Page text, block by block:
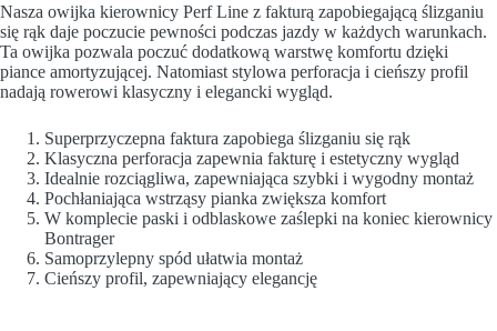
Nasza owijka kierownicy Perf Line z fakturą zapobiegającą ślizganiu
się rąk daje poczucie pewności podczas jazdy w każdych warunkach.
Ta owijka pozwala poczuć dodatkową warstwę komfortu dzięki
piance amortyzującej. Natomiast stylowa perforacja i cieńszy profil
nadają rowerowi klasyczny i elegancki wygląd.
Superprzyczepna faktura zapobiega ślizganiu się rąk
Klasyczna perforacja zapewnia fakturę i estetyczny wygląd
Idealnie rozciągliwa, zapewniająca szybki i wygodny montaż
Pochłaniająca wstrząsy pianka zwiększa komfort
W komplecie paski i odblaskowe zaślepki na koniec kierownicy
Bontrager
Samoprzylepny spód ułatwia montaż
Cieńszy profil, zapewniający elegancję